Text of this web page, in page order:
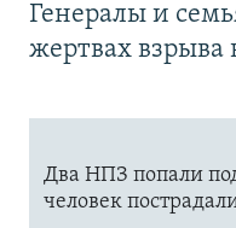
Генералы и
жертвах взрыва